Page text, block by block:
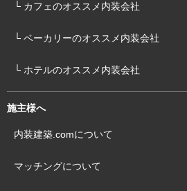
└ カフェのオススメ内装会社
└ ベーカリーのオススメ内装会社
└ ホテルのオススメ内装会社
施主様へ
内装建築.comについて
マッチングについて